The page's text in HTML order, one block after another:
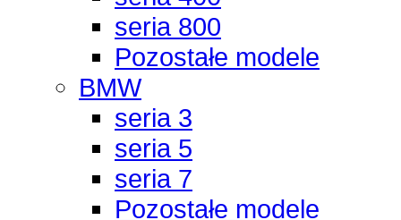
seria 800
Pozostałe modele
BMW
seria 3
seria 5
seria 7
Pozostałe modele